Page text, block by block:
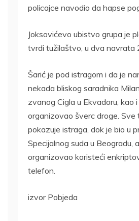
policajce navodio da hapse
Joksovićevo ubistvo grupa je
tvrdi tužilaštvo, u dva navrata
Šarić je pod istragom i da je
nekada bliskog saradnika
zvanog Cigla u Ekvadoru, kao i
organizovao šverc droge. Sve
pokazuje istraga, dok je bio u
Specijalnog suda u Beogradu,
organizovao koristeći
telefon.
izvor Pobjeda